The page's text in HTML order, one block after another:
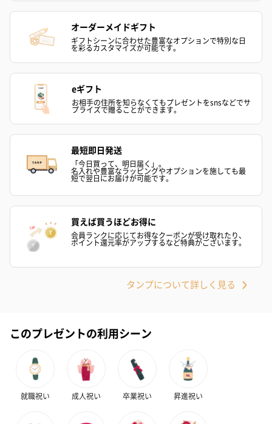
紅茶・コーヒー・スイーツを同梱してお届けいたします。ギフト
への＋αにおすすめです。
アールグレイ（HAPPY
BIRTHDAY TO YOU）
（660円）
（660円）
フルーツティ
スイーツ
です。
（レモン＆紅茶）（432
（バナナ味）（540円）
オーダーメイドギフト
ギフトシーンに合わせた豊富なオプションで特別な日
を彩るカスタマイズが可能です。
eギフト
お相手の住所を知らなくてもプレゼントをsnsなどでサ
プライズで贈ることができます。
最短即日発送
「今日買って、明日届く」。
名入れや豊富なラッピングやオプションを施しても最
短で翌日にお届けが可能です。
買えば買うほどお得に
会員ランクに応じてお得なクーポンが受け取れたり、
ポイント還元率がアップするなど特典がございます。
タンプについて詳しく見る
このプレゼントの利用シーン
就職祝い 成人祝い 卒業祝い 昇進祝い